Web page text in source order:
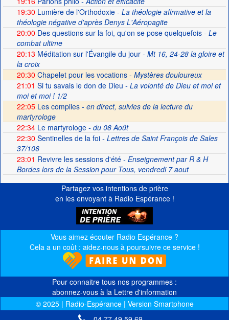
19:30 Lumière de l'Orthodoxie- La théologie afirmative et la
théologie négative d'après Denys L'Aéropagite
20:00 Des questions sur la foi, qu'on se pose quelquefois- Le
combat ultime
20:13 Méditation sur l'Évangile du jour- Mt 16, 24-28 la gloire et
la croix
20:30 Chapelet pour les vocations - Mystères douloureux
21:01 Si tu savais le don de Dieu - La volonté de Dieu et moi et
moi et moi ! 1/2
22:05Les complies - en direct, suivies de la lecture du
martyrologe
22:34Le martyrologe- du 08 Août
22:30 Sentinelles de la foi- Lettres de Saint François de Sales
37/106
23:01 Revivre les sessions d'été- Enseignement par R & H
Bordes lors de la Session pour Tous, vendredi 7 aout
Partagez vos intentions de prière
en les envoyant à Radio Espérance !
Vous aimez écouter Radio Espérance ?
Cela a un coût : aidez-nous à poursuivre ce service !
Pour connaitre tous nos programmes :
abonnez-vous à la Lettre d'information
© 2025 | Radio-Espérance | Version Smartphone